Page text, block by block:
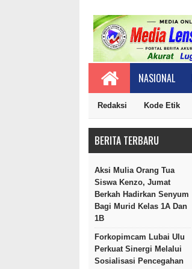
NASIONAL
Redaksi Kode Etik
BERITA TERBARU
Aksi Mulia Orang Tua
Siswa Kenzo, Jumat
Berkah Hadirkan Senyum
Bagi Murid Kelas 1A Dan
1B
Forkopimcam Lubai Ulu
Perkuat Sinergi Melalui
Sosialisasi Pencegahan